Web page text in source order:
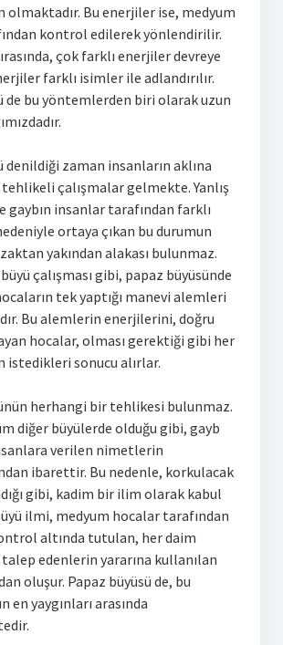
olmaktadır. Bu enerjiler ise, medyum
kontrol edilerek yönlendirilir.
çok farklı enerjiler devreye
farklı isimler ile adlandırılır.
de bu yöntemlerden biri olarak uzun
denildiği zaman insanların aklına
çalışmalar gelmekte. Yanlış
gaybın insanlar tarafından farklı
ortaya çıkan bu durumun
yakından alakası bulunmaz.
çalışması gibi, papaz büyüsünde
tek yaptığı manevi alemleri
Bu alemlerin enerjilerini, doğru
hocalar, olması gerektiği gibi her
istedikleri sonucu alırlar.
herhangi bir tehlikesi bulunmaz.
diğer büyülerde olduğu gibi, gayb
verilen nimetlerin
ibarettir. Bu nedenle, korkulacak
gibi, kadim bir ilim olarak kabul
ilmi, medyum hocalar tarafından
altında tutulan, her daim
edenlerin yararına kullanılan
oluşur. Papaz büyüsü de, bu
en yaygınları arasında